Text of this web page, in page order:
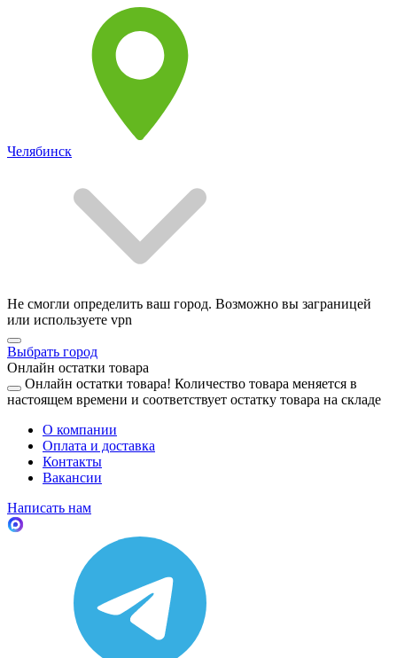
Челябинск
Не смогли определить ваш город. Возможно вы заграницей
или используете vpn
Выбрать город
Онлайн остатки товара
Онлайн остатки товара! Количество товара меняется в
настоящем времени и соответствует остатку товара на складе
О компании
Оплата и доставка
Контакты
Вакансии
Написать нам